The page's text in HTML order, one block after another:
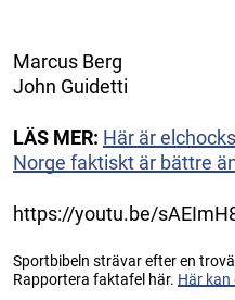
Marcus Berg
John Guidetti
LÄS MER: Här är
Norge faktiskt är bättre
https://youtu.be/
Sportbibeln strävar efter en
Rapportera faktafel här. Här kan